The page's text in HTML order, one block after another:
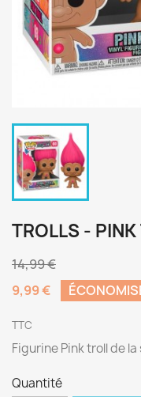
TROLLS -
14,99 €
9,99 €
TTC
Figurine Pink troll de
Quantité